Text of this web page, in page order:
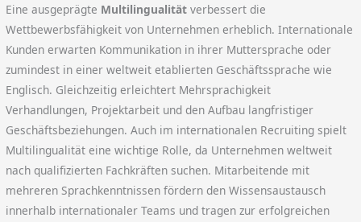
Eine ausgeprägte Multilingualität verbessert die
Wettbewerbsfähigkeit von Unternehmen erheblich. Internationale
Kunden erwarten Kommunikation in ihrer Muttersprache oder
zumindest in einer weltweit etablierten Geschäftssprache wie
Englisch. Gleichzeitig erleichtert Mehrsprachigkeit
Verhandlungen, Projektarbeit und den Aufbau langfristiger
Geschäftsbeziehungen. Auch im internationalen Recruiting spielt
Multilingualität eine wichtige Rolle, da Unternehmen weltweit
nach qualifizierten Fachkräften suchen. Mitarbeitende mit
mehreren Sprachkenntnissen fördern den Wissensaustausch
innerhalb internationaler Teams und tragen zur erfolgreichen